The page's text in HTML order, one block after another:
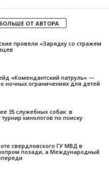
БОЛЬШЕ ОТ АВТОРА
провели «Зарядку со стражем
«Комендантский патруль» —
ночных ограничениях для детей
35 служебных собак: в
кинологов по поиску
свердловского ГУ МВД в
позади, а Международный